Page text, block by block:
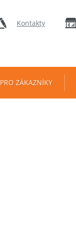
Kontakty
PRO ZÁKAZNÍKY